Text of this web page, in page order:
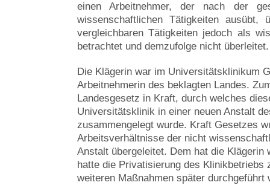
einen Arbeitnehmer, der nach der
wissenschaftlichen Tätigkeiten ausübt,
vergleichbaren Tätigkeiten jedoch als
betrachtet und demzufolge nicht überleitet.
Die Klägerin war im Universitätsklinikum
Arbeitnehmerin des beklagten Landes.
Landesgesetz in Kraft, durch welches
Universitätsklinik in einer neuen Anstalt
zusammengelegt wurde. Kraft Gesetzes
Arbeitsverhältnisse der nicht
Anstalt übergeleitet. Dem hat die Klägerin
hatte die Privatisierung des Klinikbetriebs
weiteren Maßnahmen später durchgeführt